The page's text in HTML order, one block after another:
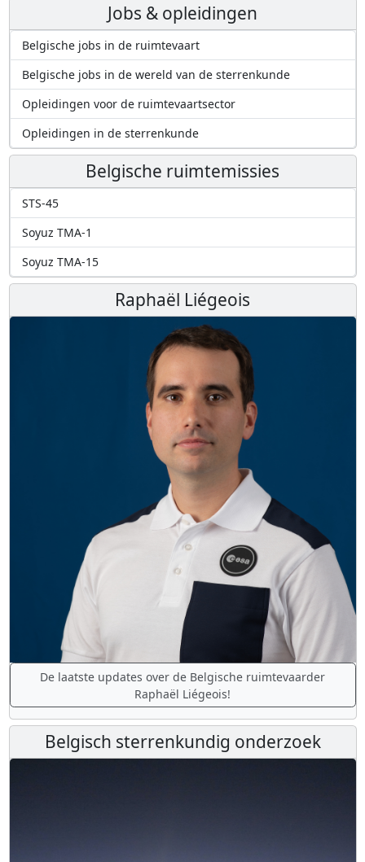
Jobs & opleidingen
Belgische jobs in de ruimtevaart
Belgische jobs in de wereld van de sterrenkunde
Opleidingen voor de ruimtevaartsector
Opleidingen in de sterrenkunde
Belgische ruimtemissies
STS-45
Soyuz TMA-1
Soyuz TMA-15
Raphaël Liégeois
De laatste updates over de Belgische ruimtevaarder
Raphaël Liégeois!
Belgisch sterrenkundig onderzoek